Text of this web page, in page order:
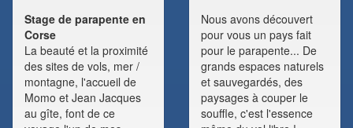
Stage de parapente en
Corse
La beauté et la proximité
des sites de vols, mer /
montagne, l'accueil de
Momo et Jean Jacques
au gîte, font de ce
Nous avons découvert
pour vous un pays fait
pour le parapente... De
grands espaces naturels
et sauvegardés, des
paysages à couper le
souffle, c'est l'essence